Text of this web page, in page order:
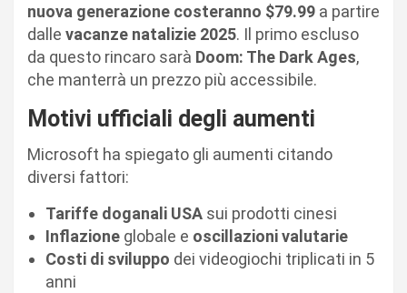
nuova generazione costeranno $79.99 a partire
dalle vacanze natalizie 2025. Il primo escluso
da questo rincaro sarà Doom: The Dark Ages,
che manterrà un prezzo più accessibile.
Motivi ufficiali degli aumenti
Microsoft ha spiegato gli aumenti citando
diversi fattori:
Tariffe doganali USA sui prodotti cinesi
Inflazione globale e oscillazioni valutarie
Costi di sviluppo dei videogiochi triplicati in 5
anni